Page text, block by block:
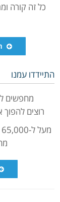
כל זה קורה
התיידדו עמנו
מחפשים
רוצים